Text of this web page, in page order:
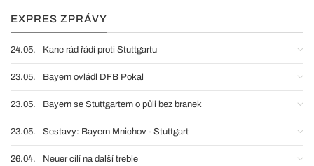
EXPRES ZPRÁVY
24.05. Kane rád řádí proti Stuttgartu
23.05. Bayern ovládl DFB Pokal
23.05. Bayern se Stuttgartem o půli bez branek
23.05. Sestavy: Bayern Mnichov - Stuttgart
26.04. Neuer cílí na další treble